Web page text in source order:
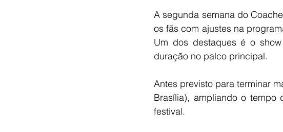
A segunda semana do
os fãs com ajustes na
Um dos destaques é o
duração no palco principal.
Antes previsto para terminar
Brasília), ampliando o
festival.